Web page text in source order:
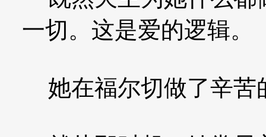
一切。这是爱的逻辑。
她在福尔切做了辛